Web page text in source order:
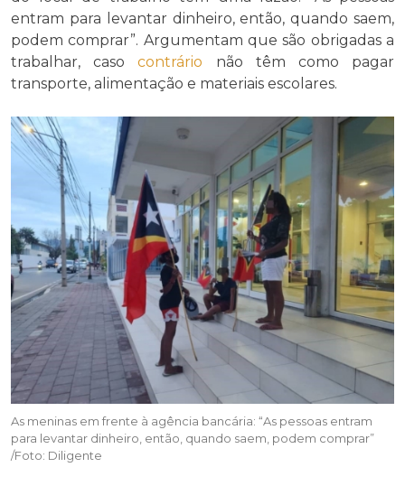
entram para levantar dinheiro, então, quando saem,
podem comprar”. Argumentam que são obrigadas a
trabalhar, casocontrário não têm como pagar
transporte, alimentação e materiais escolares.
As meninas em frente à agência bancária: “As pessoas entram
para levantar dinheiro, então, quando saem, podem comprar”
/Foto: Diligente